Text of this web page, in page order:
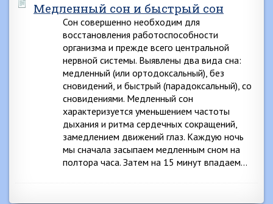
Медленный сон и быстрый сон
Сон совершенно необходим для
восстановления работоспособности
организма и прежде всего центральной
нервной системы. Выявлены два вида сна:
медленный (или ортодоксальный), без
сновидений, и быстрый (парадоксальный), со
сновидениями. Медленный сон
характеризуется уменьшением частоты
дыхания и ритма сердечных сокращений,
замедлением движений глаз. Каждую ночь
мы сначала засыпаем медленным сном на
полтора часа. Затем на 15 минут впадаем…